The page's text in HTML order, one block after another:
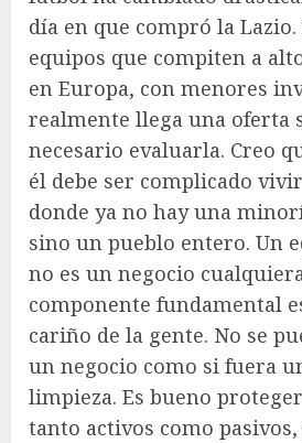
día en que compró la
equipos que compiten a
en Europa, con menores
realmente llega una oferta
necesario evaluarla. Creo
él debe ser complicado
donde ya no hay una
sino un pueblo entero. Un
no es un negocio
componente fundamental
cariño de la gente. No se
un negocio como si fuera
limpieza. Es bueno
tanto activos como